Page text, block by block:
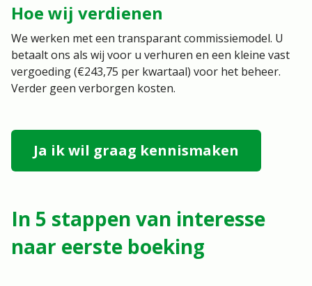
Hoe wij verdienen
We werken met een transparant commissiemodel. U
betaalt ons als wij voor u verhuren en een kleine vast
vergoeding (€243,75 per kwartaal) voor het beheer.
Verder geen verborgen kosten.
Ja ik wil graag kennismaken
In 5 stappen van interesse
naar eerste boeking